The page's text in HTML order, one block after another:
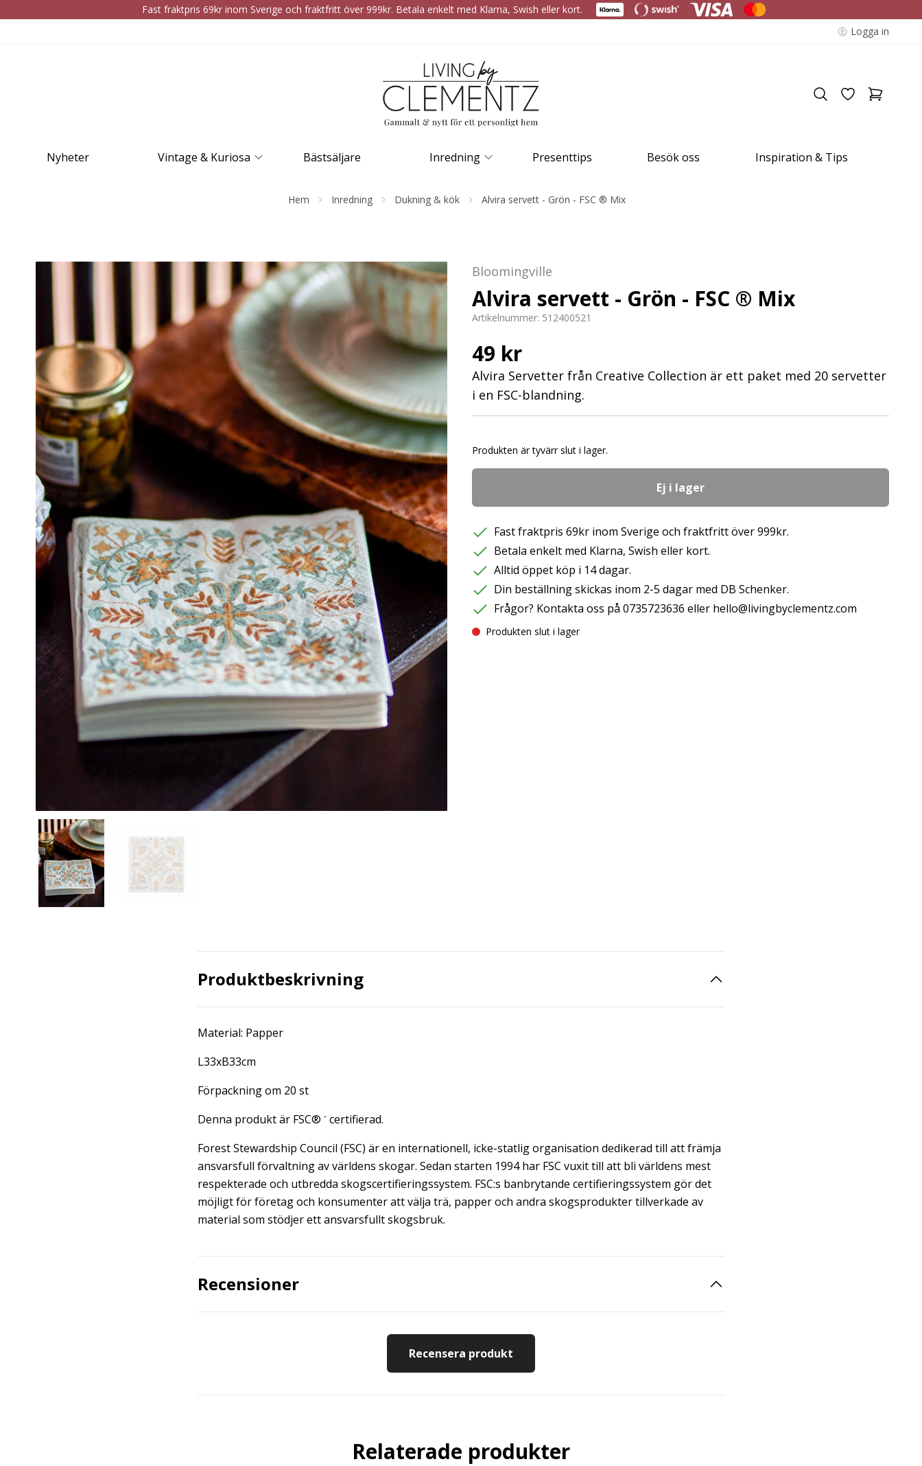
Fast fraktpris 69kr inom Sverige och fraktfritt över 999kr. Betala enkelt med Klarna, Swish eller kort.
Logga in
Nyheter Vintage & Kuriosa Bästsäljare Inredning Presenttips Besök oss Inspiration & Tips
Hem Inredning Dukning & kök Alvira servett - Grön - FSC ® Mix
Bloomingville
Alvira servett - Grön - FSC ® Mix
Artikelnummer: 512400521
49 kr
Alvira Servetter från Creative Collection är ett paket med 20 servetter
i en FSC-blandning.
Produkten är tyvärr slut i lager.
Ej i lager
Fast fraktpris 69kr inom Sverige och fraktfritt över 999kr.
Betala enkelt med Klarna, Swish eller kort.
Alltid öppet köp i 14 dagar.
Din beställning skickas inom 2-5 dagar med DB Schenker.
Frågor? Kontakta oss på 0735723636 eller hello@livingbyclementz.com
Produkten slut i lager
Produktbeskrivning
Material: Papper
L33xB33cm
Förpackning om 20 st
Denna produkt är FSC® - certifierad.
Forest Stewardship Council (FSC) är en internationell, icke-statlig organisation dedikerad till att främja
ansvarsfull förvaltning av världens skogar. Sedan starten 1994 har FSC vuxit till att bli världens mest
respekterade och utbredda skogscertifieringssystem. FSC:s banbrytande certifieringssystem gör det
möjligt för företag och konsumenter att välja trä, papper och andra skogsprodukter tillverkade av
material som stödjer ett ansvarsfullt skogsbruk.
Recensioner
Recensera produkt
Relaterade produkter